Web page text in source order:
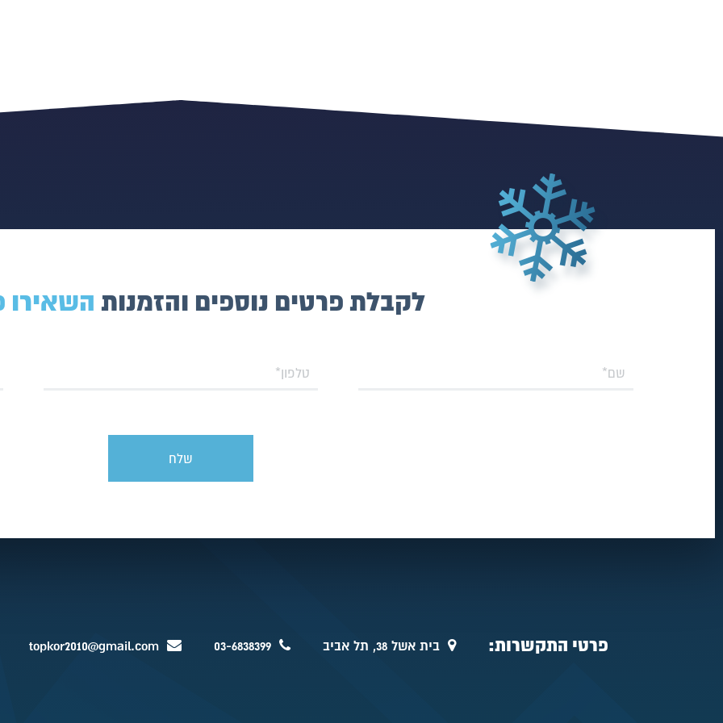
לקבלת פרטים נוספים והזמנות השאירו
פרטי התקשרות: בית אשל 38, תל אביב 03-6838399
topkor2010@gmail.com